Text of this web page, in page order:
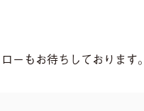
ーもお待ちしております。